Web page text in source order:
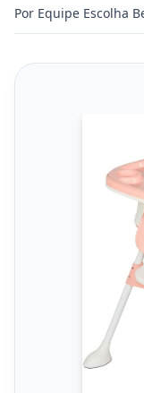
Por Equipe Escolha